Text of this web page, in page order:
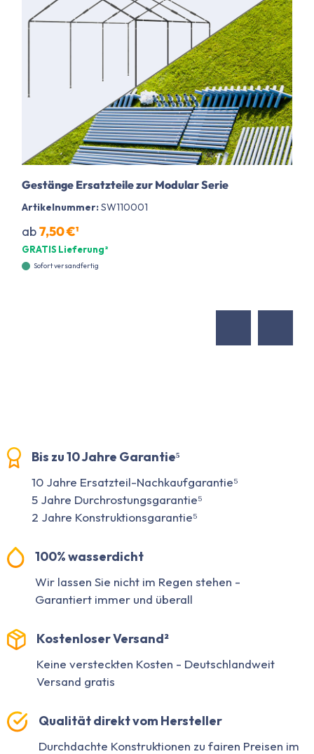
Gestänge Ersatzteile zur Modular Serie
Artikelnummer:SW110001
ab7,50 €¹
GRATIS Lieferung²
Sofort versandfertig
Bis zu 10 Jahre Garantie⁵
10 Jahre Ersatzteil-Nachkaufgarantie⁵
5 Jahre Durchrostungsgarantie⁵
2 Jahre Konstruktionsgarantie⁵
100% wasserdicht
Wir lassen Sie nicht im Regen stehen -
Garantiert immer und überall
Kostenloser Versand²
Keine versteckten Kosten - Deutschlandweit
Versand gratis
Qualität direkt vom Hersteller
Durchdachte Konstruktionen zu fairen Preisen im